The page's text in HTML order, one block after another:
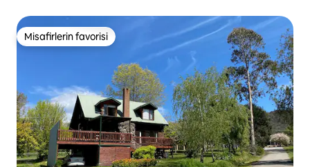
Misafirlerin favorisi
Misafirlerin favorisi